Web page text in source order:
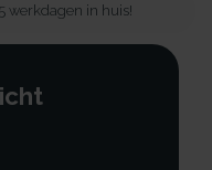
werkdagen in huis!